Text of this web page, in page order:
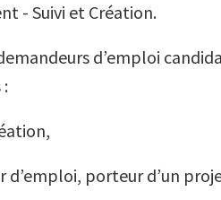
- Suivi et Création.
d’emploi
porteur d’un